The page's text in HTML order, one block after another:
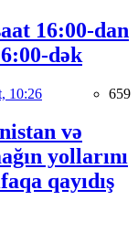
16:00-dan
dək
10:26 659
və
yollarını
qayıdış